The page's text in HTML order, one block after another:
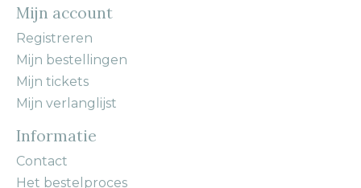
Mijn account
Registreren
Mijn bestellingen
Mijn tickets
Mijn verlanglijst
Informatie
Contact
Het bestelproces